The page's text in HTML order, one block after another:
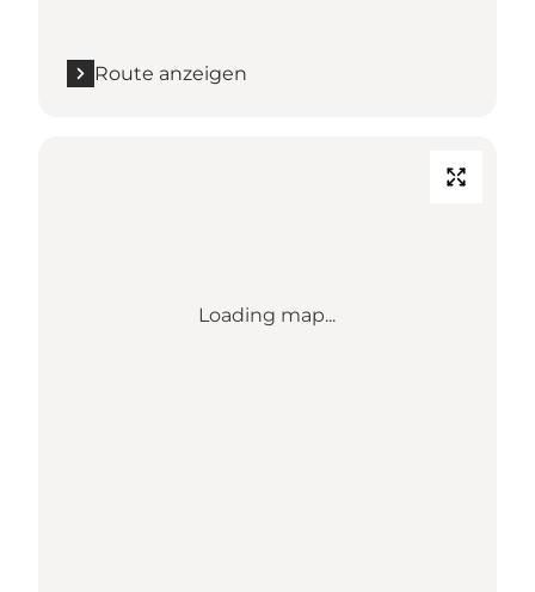
Route anzeigen
Loading map...